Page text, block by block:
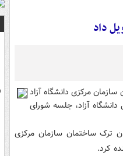
داد
مرکزی دانشگاه آزاد
آزاد، جلسه شورای
ترک ساختمان سازمان مرکزی
کرد.